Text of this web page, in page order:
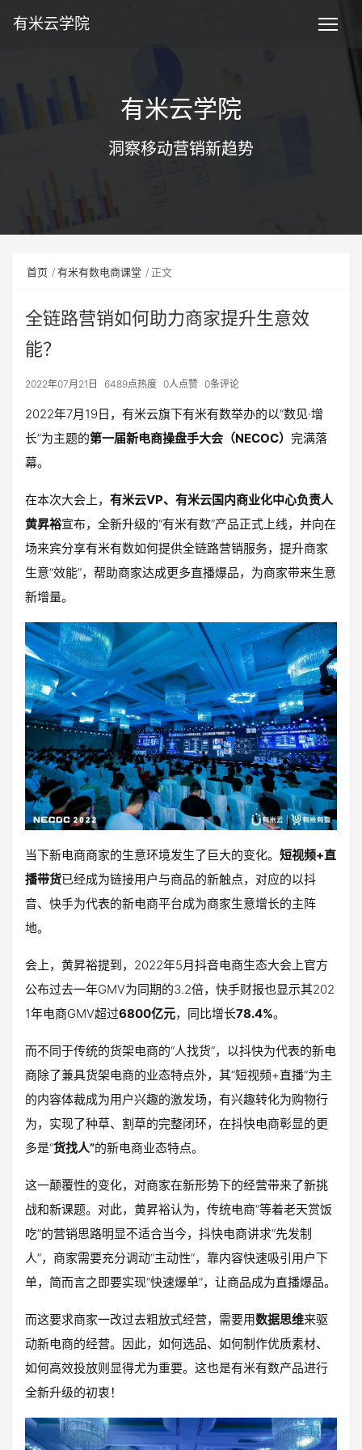
有米云学院
有米云学院
洞察移动营销新趋势
首页 有米有数电商课堂 正文
全链路营销如何助力商家提升生意效
能？
2022年07月21日 6489点热度 0人点赞 0条评论
2022年7月19日，有米云旗下有米有数举办的以“数见·增
长”为主题的第一届新电商操盘手大会（NECOC） 完满落
幕。
在本次大会上， 有米云VP、有米云国内商业化中心负责人
黄昇裕宣布，全新升级的“有米有数”产品正式上线，并向在
场来宾分享有米有数如何提供全链路营销服务，提升商家
生意“效能”，帮助商家达成更多直播爆品，为商家带来生意
新增量。
当下新电商商家的生意环境发生了巨大的变化。 短视频+直
播带货已经成为链接用户与商品的新触点，对应的以抖
音、快手为代表的新电商平台成为商家生意增长的主阵
地。
会上，黄昇裕提到，2022年5月抖音电商生态大会上官方
公布过去一年GMV为同期的3.2倍，快手财报也显示其202
1年电商GMV超过6800亿元，同比增长78.4%。
而不同于传统的货架电商的“人找货”，以抖快为代表的新电
商除了兼具货架电商的业态特点外，其“短视频+直播”为主
的内容体裁成为用户兴趣的激发场，有兴趣转化为购物行
为，实现了种草、割草的完整闭环，在抖快电商彰显的更
多是“货找人”的新电商业态特点。
这一颠覆性的变化，对商家在新形势下的经营带来了新挑
战和新课题。对此，黄昇裕认为，传统电商“等着老天赏饭
吃”的营销思路明显不适合当今，抖快电商讲求“先发制
人”，商家需要充分调动“主动性”，靠内容快速吸引用户下
单，简而言之即要实现“快速爆单”，让商品成为直播爆品。
而这要求商家一改过去粗放式经营，需要用数据思维来驱
动新电商的经营。因此，如何选品、如何制作优质素材、
如何高效投放则显得尤为重要。这也是有米有数产品进行
全新升级的初衷！